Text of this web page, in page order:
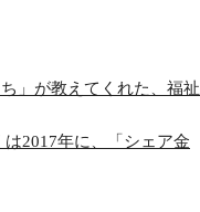
」が教えてくれた、福祉
2017年に、「シェア金